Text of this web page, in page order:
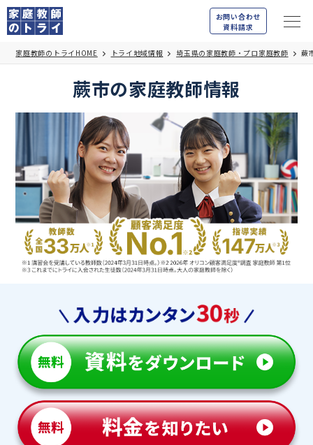
お問い合わせ
資料請求
家庭教師のトライHOME トライ地域情報 埼玉県の家庭教師・プロ家庭教師 蕨
蕨市の家庭教師情報